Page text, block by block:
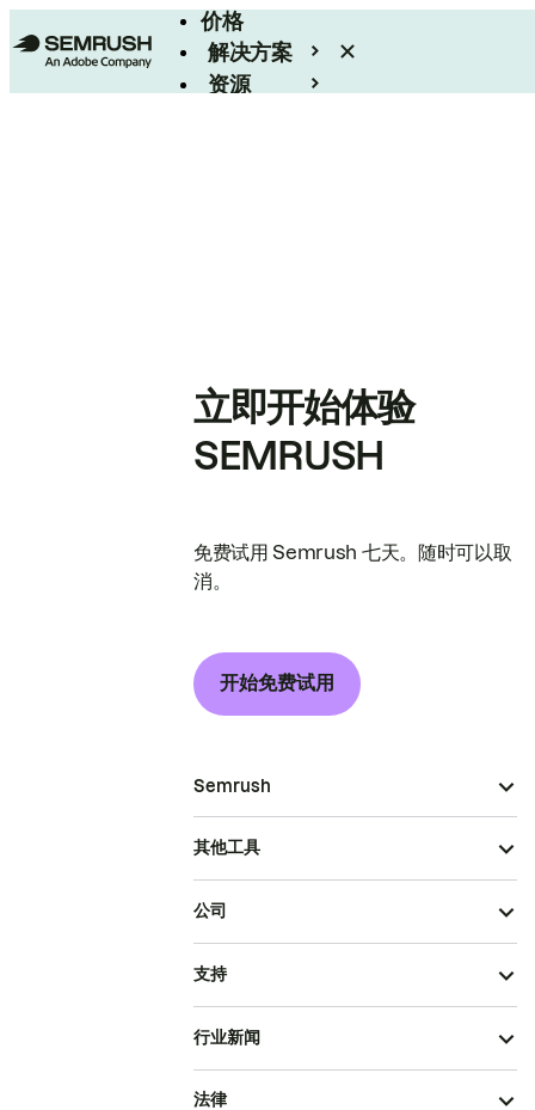
价格
解决方案
资源
立即开始体验
SEMRUSH
免费试用 Semrush 七天。随时可以取
消。
开始免费试用
Semrush
其他工具
公司
支持
行业新闻
法律